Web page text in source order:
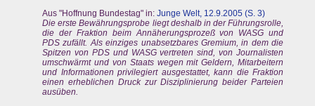
Aus "Hoffnung Bundestag" in: Junge Welt, 12.9.2005 (S. 3)
Die erste Bewährungsprobe liegt deshalb in der Führungsrolle,
die der Fraktion beim Annäherungsprozeß von WASG und
PDS zufällt. Als einziges unabsetzbares Gremium, in dem die
Spitzen von PDS und WASG vertreten sind, von Journalisten
umschwärmt und von Staats wegen mit Geldern, Mitarbeitern
und Informationen privilegiert ausgestattet, kann die Fraktion
einen erheblichen Druck zur Disziplinierung beider Parteien
ausüben.